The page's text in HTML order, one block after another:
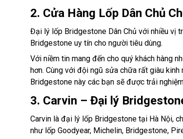
2. Cửa Hàng Lốp Dân Chủ
Đại lý lốp Bridgestone Dân Chủ với nhiều vị
Bridgestone uy tín cho người tiêu dùng.
Với niềm tin mang đến cho quý khách hàng
hơn. Cùng với đội ngũ sửa chữa rất giàu
Bridgestone này các bạn sẽ được trải
3. Carvin – Đại lý
Carvin là đại lý lốp Bridgestone tại Hà Nội,
như lốp Goodyear, Michelin, Bridgestone,